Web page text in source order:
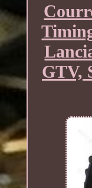
GTV,